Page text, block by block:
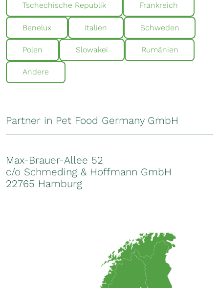
Tschechische Republik Frankreich
Benelux Italien Schweden
Polen Slowakei Rumänien
Andere
Partner in Pet Food Germany GmbH
Max-Brauer-Allee 52
c/o Schmeding & Hoffmann GmbH
22765 Hamburg